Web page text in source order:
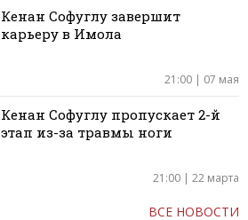
Кенан Софуглу завершит
карьеру в Имола
21:00 | 07 мая
Кенан Софуглу пропускает 2-й
этап из-за травмы ноги
21:00 | 22 марта
ВСЕ НОВОСТИ